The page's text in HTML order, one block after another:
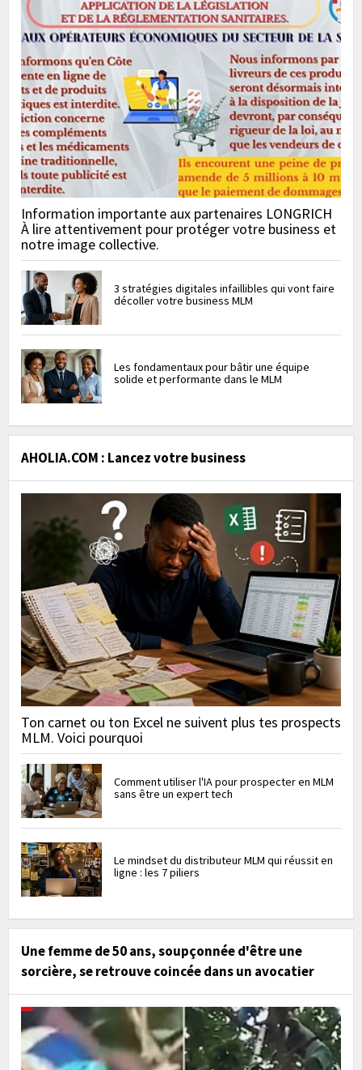
Information importante aux partenaires LONGRICH
À lire attentivement pour protéger votre business et
notre image collective.
3 stratégies digitales infaillibles qui vont faire
décoller votre business MLM
Les fondamentaux pour bâtir une équipe
solide et performante dans le MLM
AHOLIA.COM : Lancez votre business
Ton carnet ou ton Excel ne suivent plus tes prospects
MLM. Voici pourquoi
Comment utiliser l'IA pour prospecter en MLM
sans être un expert tech
Le mindset du distributeur MLM qui réussit en
ligne : les 7 piliers
Une femme de 50 ans, soupçonnée d'être une
sorcière, se retrouve coincée dans un avocatier